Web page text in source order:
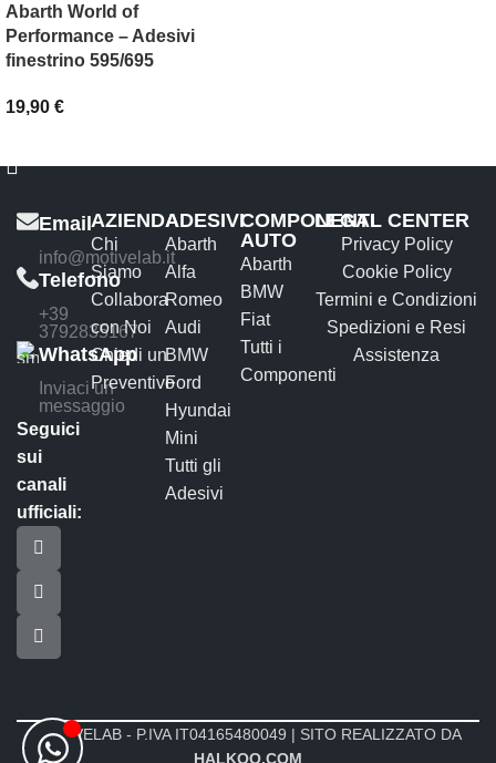
Abarth World of
Performance – Adesivi
finestrino 595/695
19,90 €
Email
info@motivelab.it
Telefono
+39
3792835167
WhatsApp
Inviaci un
messaggio
Seguici
sui
canali
ufficiali:
AZIENDA
Chi
Siamo
Collabora
con Noi
Chiedi un
Preventivo
ADESIVI
Abarth
Alfa
Romeo
Audi
BMW
Ford
Hyundai
Mini
Tutti gli
Adesivi
COMPONENTI
AUTO
Abarth
BMW
Fiat
Tutti i
Componenti
LEGAL CENTER
Privacy Policy
Cookie Policy
Termini e Condizioni
Spedizioni e Resi
Assistenza
MOTIVELAB - P.IVA IT04165480049 | SITO REALIZZATO DA
HALKOO.COM